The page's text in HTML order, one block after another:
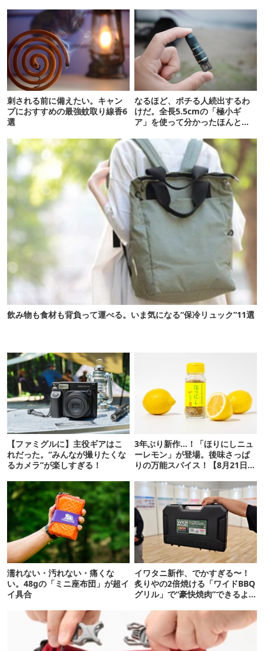
刺される前に備えたい。キャン
プにおすすめの最強蚊取り線香6
選
なるほど、ポチる人続出するわ
けだ。全長5.5cmの「極小ギ
ア」を使って分かったほんとの
飲み物も食材も背負って運べる。いま気になる“保冷リュック”11選
【ファミグルに】主役ギアはこ
れだった。“みんなが撮りたくな
るカメラ”が楽しすぎる！
3年ぶり新作…！「ほりにしニュ
ーレモン」が登場。後味さっぱ
りの万能スパイス！【8月21日発
濡れない・汚れない・痛くな
い。48gの「ミニ座布団」が超イ
イ具合
イワタニ新作、でかすぎる〜！
炙りやの2倍焼ける「ワイドBBQ
グリル」で“豪快焼肉”できるよ